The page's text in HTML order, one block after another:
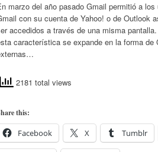
marzo del año pasado Gmail permitió a
con su cuenta de Yahoo! o de Outlook
accedidos a través de una misma
característica se expande en la forma de
2181 total views
this:
Facebook X Tumblr